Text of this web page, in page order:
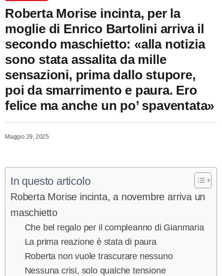
Roberta Morise incinta, per la
moglie di Enrico Bartolini arriva il
secondo maschietto: «alla notizia
sono stata assalita da mille
sensazioni, prima dallo stupore,
poi da smarrimento e paura. Ero
felice ma anche un po’ spaventata»
Maggio 29, 2025
In questo articolo
Roberta Morise incinta, a novembre arriva un
maschietto
Che bel regalo per il compleanno di Gianmaria
La prima reazione è stata di paura
Roberta non vuole trascurare nessuno
Nessuna crisi, solo qualche tensione